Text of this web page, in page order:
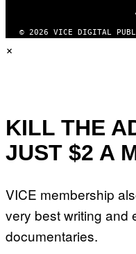
© 2026 VICE DIGITAL
×
KILL THE
JUST $2 A
VICE membership
very best writing and
documentaries.